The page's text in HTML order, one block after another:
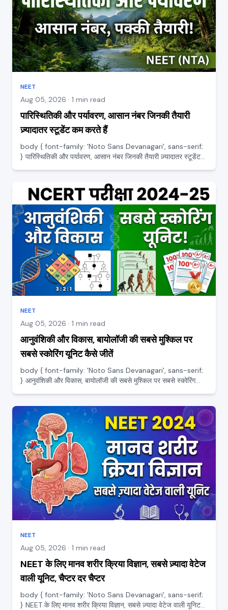
NEET
Aug 05, 2026 · 1 min read
पारिस्थितिकी और पर्यावरण, आसान नंबर जिनकी तैयारी
ज़्यादातर स्टूडेंट कम करते हैं
body { font-family: 'Noto Sans Devanagari', sans-serif;
} पारिस्थितिकी और पर्यावरण, आसान नंबर जिनकी तैयारी ज़्यादातर स्टूडेंट
NEET
Aug 05, 2026 · 1 min read
आनुवंशिकी और विकास, बायोलॉजी की सबसे मुश्किल पर
सबसे स्कोरिंग यूनिट कैसे जीतें
body { font-family: 'Noto Sans Devanagari', sans-serif;
} आनुवंशिकी और विकास, बायोलॉजी की सबसे मुश्किल पर सबसे स्कोरिंग
NEET
Aug 05, 2026 · 1 min read
NEET के लिए मानव शरीर क्रिया विज्ञान, सबसे ज़्यादा वेटेज
वाली यूनिट, चैप्टर दर चैप्टर
body { font-family: 'Noto Sans Devanagari', sans-serif;
} NEET के लिए मानव शरीर क्रिया विज्ञान, सबसे ज़्यादा वेटेज वाली यूनिट